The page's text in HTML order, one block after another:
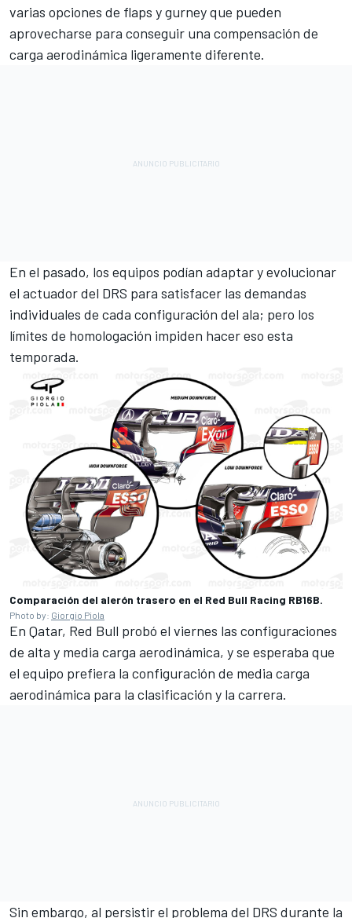
varias opciones de flaps y gurney que pueden
aprovecharse para conseguir una compensación de
carga aerodinámica ligeramente diferente.
En el pasado, los equipos podían adaptar y evolucionar
el actuador del DRS para satisfacer las demandas
individuales de cada configuración del ala; pero los
límites de homologación impiden hacer eso esta
temporada.
Comparación del alerón trasero en el Red Bull Racing RB16B.
Photo by: Giorgio Piola
En Qatar, Red Bull probó el viernes las configuraciones
de alta y media carga aerodinámica, y se esperaba que
el equipo prefiera la configuración de media carga
aerodinámica para la clasificación y la carrera.
Sin embargo, al persistir el problema del DRS durante la